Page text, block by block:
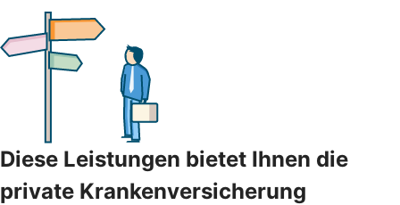
Diese Leistungen bietet Ihnen die
private Krankenversicherung